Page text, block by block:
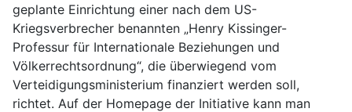
geplante Einrichtung einer nach dem US-
Kriegsverbrecher benannten „Henry Kissinger-
Professur für Internationale Beziehungen und
Völkerrechtsordnung“, die überwiegend vom
Verteidigungsministerium finanziert werden soll,
richtet. Auf der Homepage der Initiative kann man